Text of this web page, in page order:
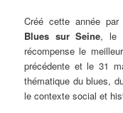
Créé cette année
Blues sur Seine, le
récompense le
précédente et le 31
thématique du blues,
le contexte social et